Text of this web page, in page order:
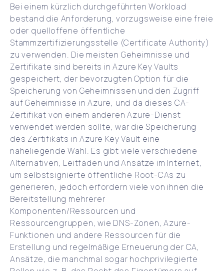
Bei einem kürzlich durchgeführten Workload
bestand die Anforderung, vorzugsweise eine freie
oder quelloffene öffentliche
Stammzertifizierungsstelle (Certificate Authority)
zu verwenden. Die meisten Geheimnisse und
Zertifikate sind bereits in Azure Key Vaults
gespeichert, der bevorzugten Option für die
Speicherung von Geheimnissen und den Zugriff
auf Geheimnisse in Azure, und da dieses CA-
Zertifikat von einem anderen Azure-Dienst
verwendet werden sollte, war die Speicherung
des Zertifikats in Azure Key Vault eine
naheliegende Wahl. Es gibt viele verschiedene
Alternativen, Leitfäden und Ansätze im Internet,
um selbstsignierte öffentliche Root-CAs zu
generieren, jedoch erfordern viele von ihnen die
Bereitstellung mehrerer
Komponenten/Ressourcen und
Ressourcengruppen, wie DNS-Zonen, Azure-
Funktionen und andere Ressourcen für die
Erstellung und regelmäßige Erneuerung der CA,
Ansätze, die manchmal sogar hochprivilegierte